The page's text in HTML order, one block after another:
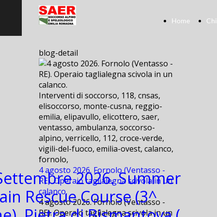
Home
blog-detail
Interventi di soccorso, 118, cnsas,
elisoccorso, monte-cusna, reggio-
emilia, elipavullo, elicottero, saer,
ventasso, ambulanza, soccorso-
alpino, verricello, 112, croce-verde,
vigili-del-fuoco, emilia-ovest, calanco,
fornolo,
4 agosto 2026. Fornolo (Ventasso -
RE). Operaio taglialegna scivola in un
calanco.
4 agosto 2026. Fornolo (Ventasso -
RE). Operaio taglialegna scivola in un
2026. Summer
Rescue Course (3^